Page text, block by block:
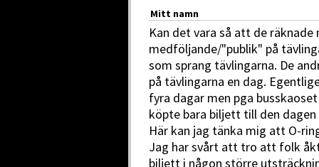
Mitt namn
Kan det vara så att de
medföljande/"publik" på
som sprang tävlingarna. De
på tävlingarna en dag.
fyra dagar men pga
köpte bara biljett till den
Här kan jag tänka mig att O-
Jag har svårt att tro att folk
biljett i någon större